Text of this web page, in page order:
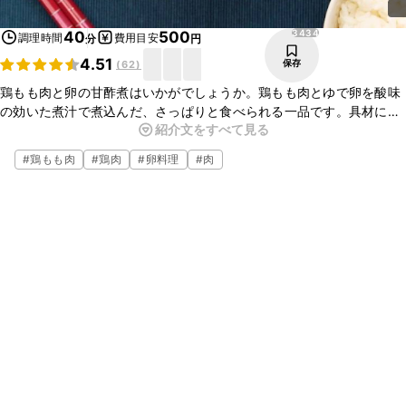
調理時間40分 費用目安500円
4.51 (62)
3434
保存
鶏もも肉と卵の甘酢煮はいかがでしょうか。鶏もも肉とゆで卵を酸味
の効いた煮汁で煮込んだ、さっぱりと食べられる一品です。具材に味
がよく染み込んでいて、とってもおいしいですよ。ぜひ、作ってみて
くださいね。
紹介文をすべて見る
#鶏もも肉 #鶏肉 #卵料理 #肉